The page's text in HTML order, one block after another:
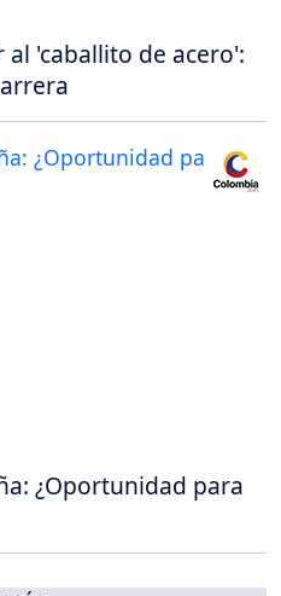
'caballito de acero':
¿Oportunidad para